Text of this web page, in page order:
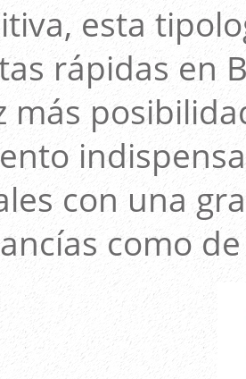
esta
rápidas en
más
con una
como